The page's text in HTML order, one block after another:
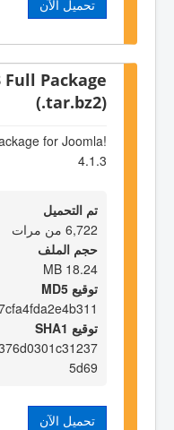
تحميل الآن
Full Package
(.tar.bz2)
for Joomla!
4.1.3
تم التحميل
6,722 من مرات
حجم الملف
18.24 MB
توقيع MD5
توقيع SHA1
5d69
تحميل الآن